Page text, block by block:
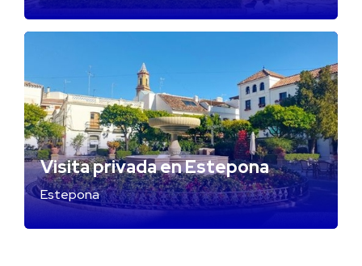
Visita privada en Estepona
Estepona